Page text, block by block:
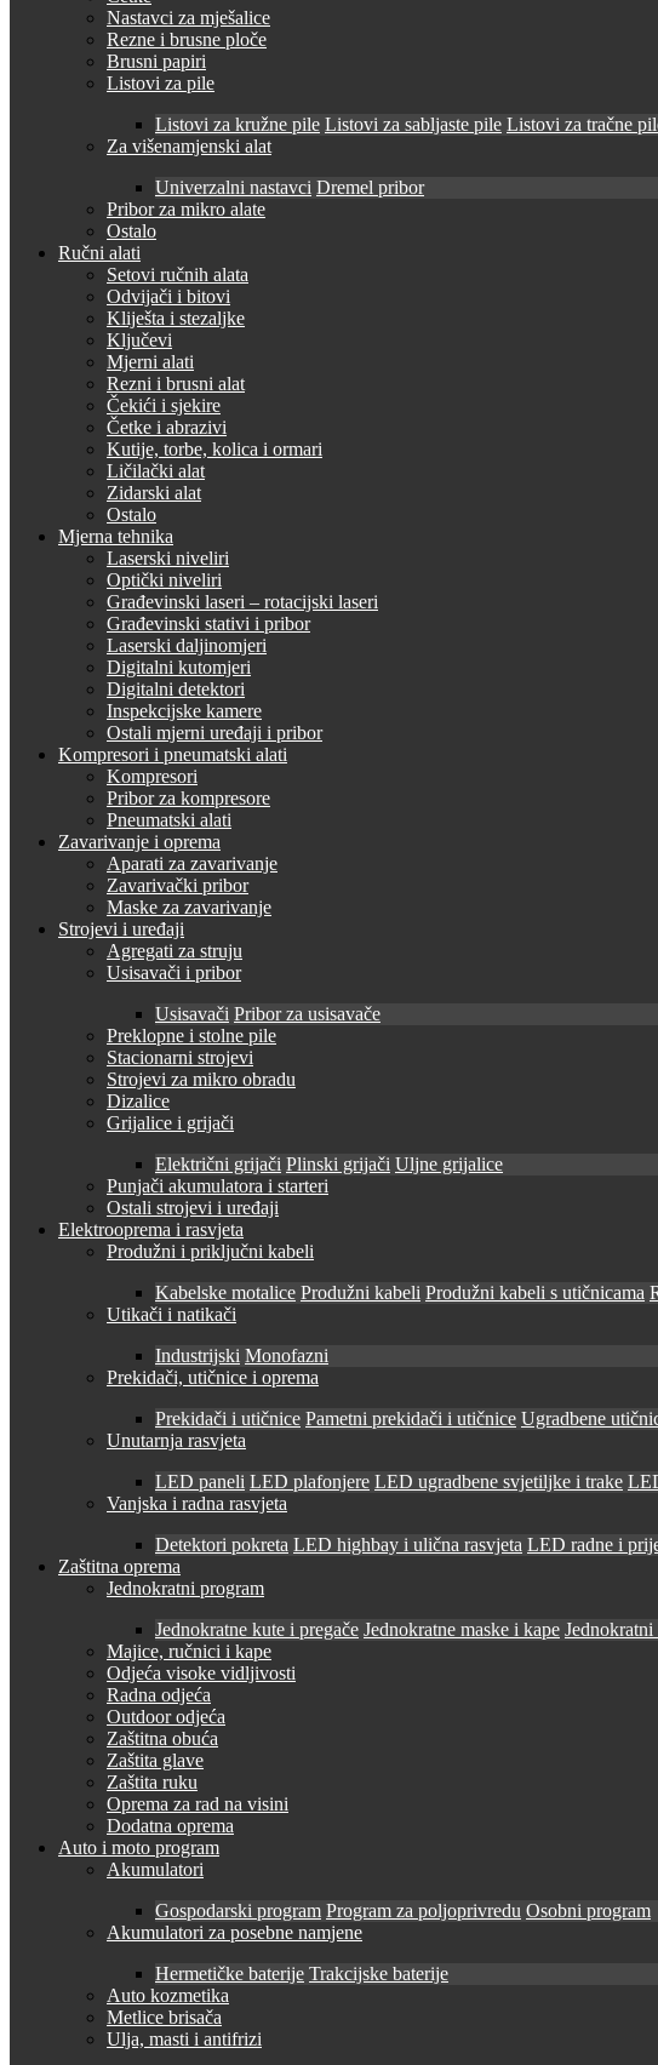
Nastavci za mješalice
Rezne i brusne ploče
Brusni papiri
Listovi za pile
Listovi za kružne pile Listovi za sabljaste pile Listovi za tračne
Za višenamjenski alat
Univerzalni nastavci Dremel pribor
Pribor za mikro alate
Ostalo
Ručni alati
Setovi ručnih alata
Odvijači i bitovi
Kliješta i stezaljke
Ključevi
Mjerni alati
Rezni i brusni alat
Čekići i sjekire
Četke i abrazivi
Kutije, torbe, kolica i ormari
Ličilački alat
Zidarski alat
Ostalo
Mjerna tehnika
Laserski niveliri
Optički niveliri
Građevinski laseri – rotacijski laseri
Građevinski stativi i pribor
Laserski daljinomjeri
Digitalni kutomjeri
Digitalni detektori
Inspekcijske kamere
Ostali mjerni uređaji i pribor
Kompresori i pneumatski alati
Kompresori
Pribor za kompresore
Pneumatski alati
Zavarivanje i oprema
Aparati za zavarivanje
Zavarivački pribor
Maske za zavarivanje
Strojevi i uređaji
Agregati za struju
Usisavači i pribor
Usisavači Pribor za usisavače
Preklopne i stolne pile
Stacionarni strojevi
Strojevi za mikro obradu
Dizalice
Grijalice i grijači
Električni grijači Plinski grijači Uljne grijalice
Punjači akumulatora i starteri
Ostali strojevi i uređaji
Elektrooprema i rasvjeta
Produžni i priključni kabeli
Kabelske motalice Produžni kabeli Produžni kabeli s utičnicama
Utikači i natikači
Industrijski Monofazni
Prekidači, utičnice i oprema
Prekidači i utičnice Pametni prekidači i utičnice Ugradbene
Unutarnja rasvjeta
LED paneli LED plafonjere LED ugradbene svjetiljke i trake
Vanjska i radna rasvjeta
Detektori pokreta LED highbay i ulična rasvjeta LED radne i
Zaštitna oprema
Jednokratni program
Jednokratne kute i pregače Jednokratne maske i kape
Majice, ručnici i kape
Odjeća visoke vidljivosti
Radna odjeća
Outdoor odjeća
Zaštitna obuća
Zaštita glave
Zaštita ruku
Oprema za rad na visini
Dodatna oprema
Auto i moto program
Akumulatori
Gospodarski program Program za poljoprivredu Osobni program
Akumulatori za posebne namjene
Hermetičke baterije Trakcijske baterije
Auto kozmetika
Metlice brisača
Ulja, masti i antifrizi